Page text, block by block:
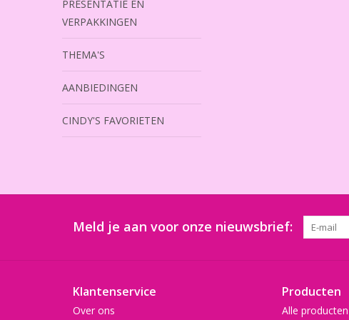
PRESENTATIE EN
VERPAKKINGEN
THEMA'S
AANBIEDINGEN
CINDY'S FAVORIETEN
Meld je aan voor onze nieuwsbrief:
Klantenservice
Over ons
Producten
Alle producten